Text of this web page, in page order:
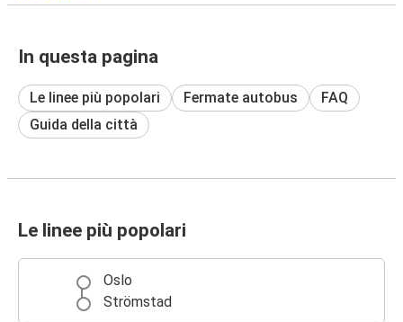
In questa pagina
Le linee più popolari Fermate autobus
FAQ
Guida della città
Le linee più popolari
Oslo
Strömstad